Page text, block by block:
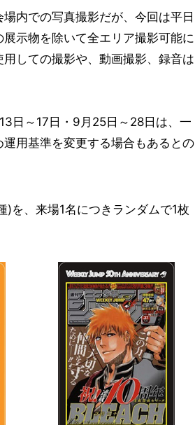
内での写真撮影だが、今回は平日
示物を除いて全エリア撮影可能に
しての撮影や、動画撮影、録音は
日～17日・9月25日～28日は、一
用基準を変更する場合もあるとの
)を、来場1名につきランダムで1枚